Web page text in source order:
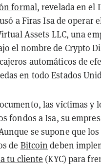
formal, revelada en el
a Firas Isa de operar
Assets LLC, una
el nombre de Crypto
automáticos de
en todo Estados
las víctimas y
fondos a Isa, su
se supone que
de Bitcoin deben
tu cliente (KYC) para